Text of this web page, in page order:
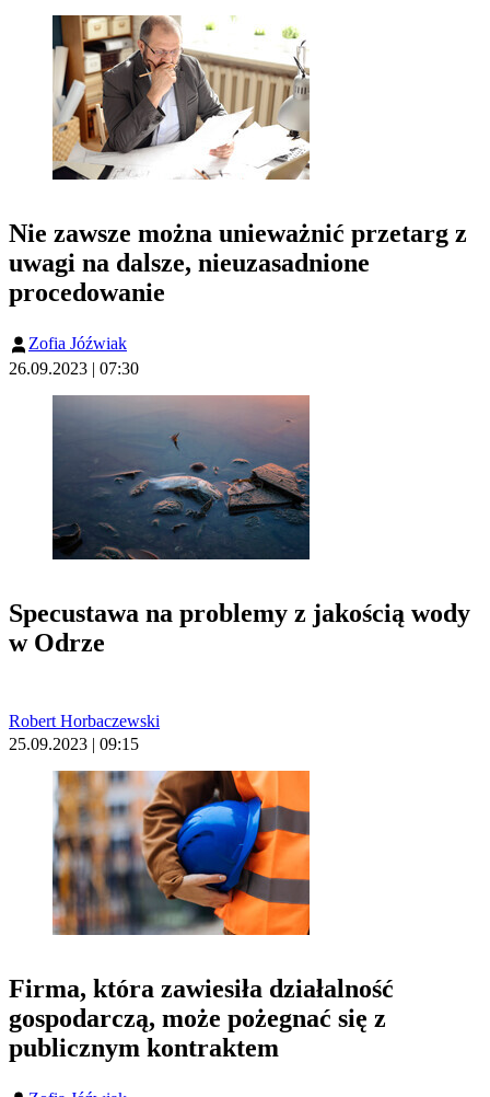
Nie zawsze można unieważnić przetarg z
uwagi na dalsze, nieuzasadnione
procedowanie
Zofia Jóźwiak
26.09.2023 | 07:30
Specustawa na problemy z jakością wody
w Odrze
Robert Horbaczewski
25.09.2023 | 09:15
Firma, która zawiesiła działalność
gospodarczą, może pożegnać się z
publicznym kontraktem